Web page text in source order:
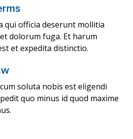
qui officia deserunt mollitia
dolorum fuga. Et harum
et expedita distinctio.
soluta nobis est eligendi
quo minus id quod maxime